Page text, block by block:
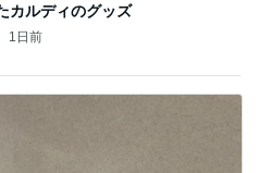
カルディのグッズ
1日前